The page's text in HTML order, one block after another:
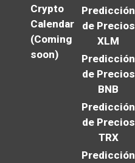
Crypto
Calendar
(Coming
soon)
Predicción
de Precios
XLM
Predicción
de Precios
BNB
Predicción
de Precios
TRX
Predicción